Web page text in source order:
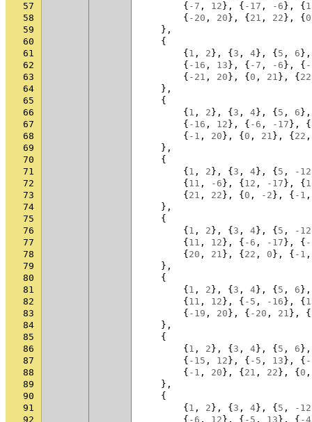
57
{ -7 , 12 }, { -17 , -6 }, {
58
{ -20 , 20 }, { 21 , 22 }, { 0
59
},
60
{
61
{ 1 , 2 }, { 3 , 4}, { 5 , 6 },
62
{ -16 , 13 }, { -7 , -6 }, {
63
{ -21 , 20 }, { 0 , 21 }, { 22
64
},
65
{
66
{ 1 , 2 }, { 3 , 4}, { 5 , 6 },
67
{ -16 , 12 }, { -6 , -17 }, {
68
{ -1 , 20 }, { 0 , 21 }, { 22 ,
69
},
70
{
71
{ 1 , 2 }, { 3 , 4}, { 5 , -12
72
{ 11 , -6 }, { 12 , -17 }, {
73
{ 21 , 22 }, { 0 , -2 }, { -1 ,
74
},
75
{
76
{ 1 , 2 }, { 3 , 4}, { 5 , -12
77
{ 11 , 12 }, { -6 , -17 }, {
78
{ 20 , 21 }, { 22 , 0 }, { -1 ,
79
},
80
{
81
{ 1 , 2 }, { 3 , 4}, { 5 , 6 },
82
{ 11 , 12 }, { -5 , -16 }, {
83
{ -19 , 20 }, { -20 , 21 }, {
84
},
85
{
86
{ 1 , 2 }, { 3 , 4}, { 5 , 6 },
87
{ -15 , 12 }, { -5 , 13 }, {
88
{ -1 , 20 }, { 21 , 22 }, { 0 ,
89
},
90
{
91
{ 1 , 2 }, { 3 , 4}, { 5 , -12
92
{ -6 , 12 }, { -5 , 13 }, { -4